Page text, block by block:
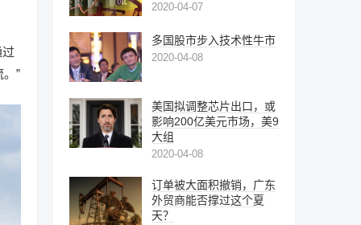
”
2020-04-07
多国股市步入技术性牛市
2020-04-08
美国拟调整芯片出口，或
影响200亿美元市场，美9
大组
2020-04-08
订单被大面积撤销，广东
外贸商能否撑过这个夏
天？